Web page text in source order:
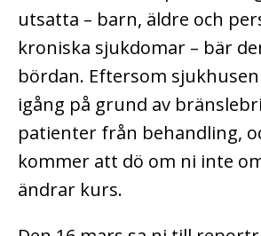
utsatta – barn, äldre och
kroniska sjukdomar – bär
bördan. Eftersom
igång på grund av
patienter från behandling,
kommer att dö om ni inte
ändrar kurs.